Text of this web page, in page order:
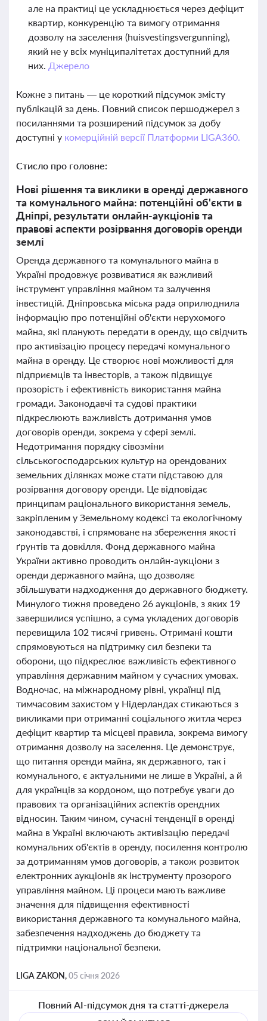
але на практиці це ускладнюється через дефіцит
квартир, конкуренцію та вимогу отримання
дозволу на заселення (huisvestingsvergunning),
який не у всіх муніципалітетах доступний для
них. Джерело
Кожне з питань — це короткий підсумок змісту
публікацій за день. Повний список першоджерел з
посиланнями та розширений підсумок за добу
доступні у комерційній версії Платформи LIGA360.
Стисло про головне:
Нові рішення та виклики в оренді державного
та комунального майна: потенційні об'єкти в
Дніпрі, результати онлайн-аукціонів та
правові аспекти розірвання договорів оренди
землі
Оренда державного та комунального майна в
Україні продовжує розвиватися як важливий
інструмент управління майном та залучення
інвестицій. Дніпровська міська рада оприлюднила
інформацію про потенційні об'єкти нерухомого
майна, які планують передати в оренду, що свідчить
про активізацію процесу передачі комунального
майна в оренду. Це створює нові можливості для
підприємців та інвесторів, а також підвищує
прозорість і ефективність використання майна
громади. Законодавчі та судові практики
підкреслюють важливість дотримання умов
договорів оренди, зокрема у сфері землі.
Недотримання порядку сівозміни
сільськогосподарських культур на орендованих
земельних ділянках може стати підставою для
розірвання договору оренди. Це відповідає
принципам раціонального використання земель,
закріпленим у Земельному кодексі та екологічному
законодавстві, і спрямоване на збереження якості
ґрунтів та довкілля. Фонд державного майна
України активно проводить онлайн-аукціони з
оренди державного майна, що дозволяє
збільшувати надходження до державного бюджету.
Минулого тижня проведено 26 аукціонів, з яких 19
завершилися успішно, а сума укладених договорів
перевищила 102 тисячі гривень. Отримані кошти
спрямовуються на підтримку сил безпеки та
оборони, що підкреслює важливість ефективного
управління державним майном у сучасних умовах.
Водночас, на міжнародному рівні, українці під
тимчасовим захистом у Нідерландах стикаються з
викликами при отриманні соціального житла через
дефіцит квартир та місцеві правила, зокрема вимогу
отримання дозволу на заселення. Це демонструє,
що питання оренди майна, як державного, так і
комунального, є актуальними не лише в Україні, а й
для українців за кордоном, що потребує уваги до
правових та організаційних аспектів орендних
відносин. Таким чином, сучасні тенденції в оренді
майна в Україні включають активізацію передачі
комунальних об'єктів в оренду, посилення контролю
за дотриманням умов договорів, а також розвиток
електронних аукціонів як інструменту прозорого
управління майном. Ці процеси мають важливе
значення для підвищення ефективності
використання державного та комунального майна,
забезпечення надходжень до бюджету та
підтримки національної безпеки.
LIGA ZAKON,05 січня 2026
Повний AI-підсумок дня та статті-джерела